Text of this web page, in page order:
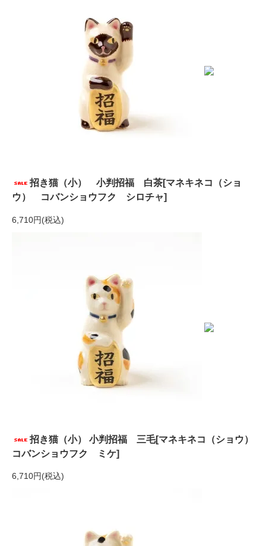
招き猫（小） 小判招福 白茶[マネキネコ（ショ
ウ） コバンショウフク シロチャ]
6,710円(税込)
招き猫（小） 小判招福 三毛[マネキネコ（ショウ）
コバンショウフク ミケ]
6,710円(税込)